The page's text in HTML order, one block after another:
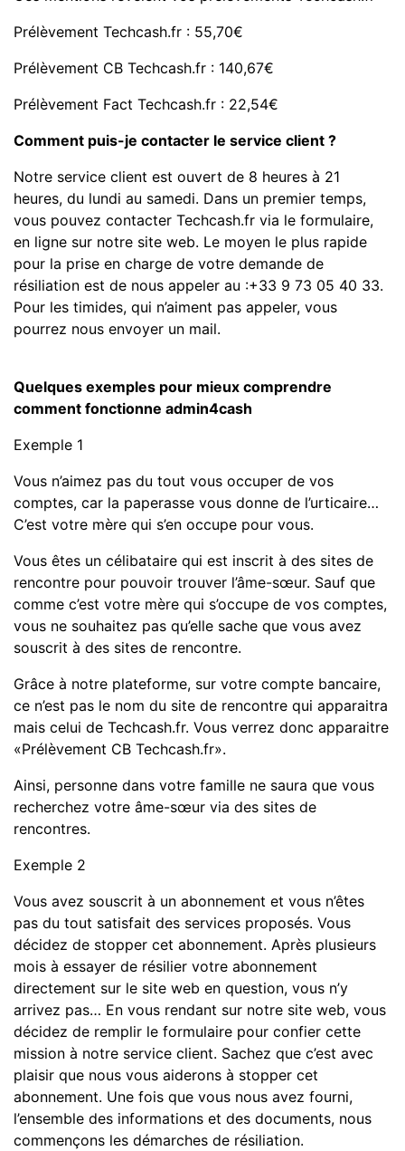
Prélèvement Techcash.fr : 55,70€
Prélèvement CB Techcash.fr : 140,67€
Prélèvement Fact Techcash.fr : 22,54€
Comment puis-je contacter le service client ?
Notre service client est ouvert de 8 heures à 21
heures, du lundi au samedi. Dans un premier temps,
vous pouvez contacter Techcash.fr via le formulaire,
en ligne sur notre site web. Le moyen le plus rapide
pour la prise en charge de votre demande de
résiliation est de nous appeler au :+33 9 73 05 40 33.
Pour les timides, qui n’aiment pas appeler, vous
pourrez nous envoyer un mail.
Quelques exemples pour mieux comprendre
comment fonctionne admin4cash
Exemple 1
Vous n’aimez pas du tout vous occuper de vos
comptes, car la paperasse vous donne de l’urticaire…
C’est votre mère qui s’en occupe pour vous.
Vous êtes un célibataire qui est inscrit à des sites de
rencontre pour pouvoir trouver l’âme-sœur. Sauf que
comme c’est votre mère qui s’occupe de vos comptes,
vous ne souhaitez pas qu’elle sache que vous avez
souscrit à des sites de rencontre.
Grâce à notre plateforme, sur votre compte bancaire,
ce n’est pas le nom du site de rencontre qui apparaitra
mais celui de Techcash.fr. Vous verrez donc apparaitre
«Prélèvement CB Techcash.fr».
Ainsi, personne dans votre famille ne saura que vous
recherchez votre âme-sœur via des sites de
rencontres.
Exemple 2
Vous avez souscrit à un abonnement et vous n’êtes
pas du tout satisfait des services proposés. Vous
décidez de stopper cet abonnement. Après plusieurs
mois à essayer de résilier votre abonnement
directement sur le site web en question, vous n’y
arrivez pas… En vous rendant sur notre site web, vous
décidez de remplir le formulaire pour confier cette
mission à notre service client. Sachez que c’est avec
plaisir que nous vous aiderons à stopper cet
abonnement. Une fois que vous nous avez fourni,
l’ensemble des informations et des documents, nous
commençons les démarches de résiliation.